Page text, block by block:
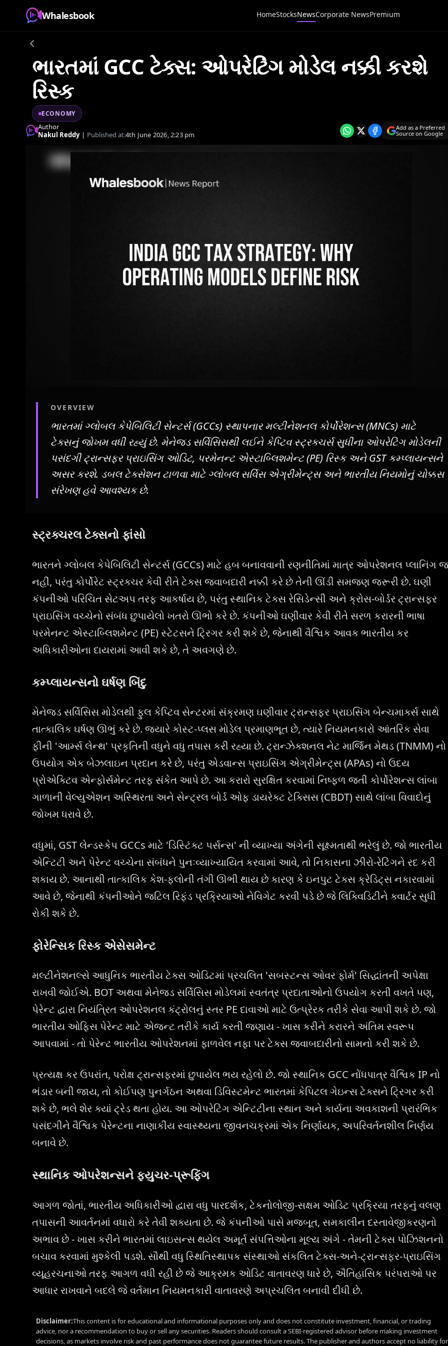
Whalesbook HomeStocksNewsCorporate NewsPremium
ભારતમાં GCC ટેક્સ: ઓપરેટિંગ મોડેલ નક્કી કરશે
રિસ્ક
ECONOMY
Author
Nakul Reddy | Published at:4th June 2026, 2:23 pm
Add as a Preferred
Source on Google
OVERVIEW
ભારતમાં ગ્લોબલ કેપેબિલિટી સેન્ટર્સ (GCCs) સ્થાપનાર મલ્ટીનેશનલ કોર્પોરેશન્સ (MNCs) માટે
ટેક્સનું જોખમ વધી રહ્યું છે. મેનેજ્ડ સર્વિસિસથી લઈને કેપ્ટિવ સ્ટ્રક્ચર્સ સુધીના ઓપરેટિંગ મોડેલની
પસંદગી ટ્રાન્સફર પ્રાઇસિંગ ઓડિટ, પરમેનન્ટ એસ્ટાબ્લિશમેન્ટ (PE) રિસ્ક અને GST કમ્પ્લાયન્સને
અસર કરશે. ડબલ ટેક્સેશન ટાળવા માટે ગ્લોબલ સર્વિસ એગ્રીમેન્ટ્સ અને ભારતીય નિયમોનું ચોક્કસ
સંરેખણ હવે આવશ્યક છે.
સ્ટ્રક્ચરલ ટેક્સનો ફાંસો
ભારતને ગ્લોબલ કેપેબિલિટી સેન્ટર્સ (GCCs) માટે હબ બનાવવાની રણનીતિમાં માત્ર ઓપરેશનલ પ્લાનિંગ જ
નહીં, પરંતુ કોર્પોરેટ સ્ટ્રક્ચર કેવી રીતે ટેક્સ જવાબદારી નક્કી કરે છે તેની ઊંડી સમજણ જરૂરી છે. ઘણી
કંપનીઓ પરિચિત સેટઅપ તરફ આકર્ષાય છે, પરંતુ સ્થાનિક ટેક્સ રેસિડેન્સી અને ક્રોસ-બોર્ડર ટ્રાન્સફર
પ્રાઇસિંગ વચ્ચેનો સંબંધ છુપાયેલો ખતરો ઊભો કરે છે. કંપનીઓ ઘણીવાર કેવી રીતે સરળ કરારની ભાષા
પરમેનન્ટ એસ્ટાબ્લિશમેન્ટ (PE) સ્ટેટસને ટ્રિગર કરી શકે છે, જેનાથી વૈશ્વિક આવક ભારતીય કર
અધિકારીઓના દાયરામાં આવી શકે છે, તે અવગણે છે.
કમ્પ્લાયન્સનો ઘર્ષણ બિંદુ
મેનેજ્ડ સર્વિસિસ મોડેલથી ફુલ કેપ્ટિવ સેન્ટરમાં સંક્રમણ ઘણીવાર ટ્રાન્સફર પ્રાઇસિંગ બેન્ચમાર્ક્સ સાથે
તાત્કાલિક ઘર્ષણ ઊભું કરે છે. જ્યારે કોસ્ટ-પ્લસ મોડેલ પ્રમાણભૂત છે, ત્યારે નિયમનકારો આંતરિક સેવા
ફીની 'આર્મ્સ લેન્થ' પ્રકૃતિની વધુને વધુ તપાસ કરી રહ્યા છે. ટ્રાન્ઝેક્શનલ નેટ માર્જિન મેથડ (TNMM) નો
ઉપયોગ એક બેઝલાઇન પ્રદાન કરે છે, પરંતુ એડવાન્સ પ્રાઇસિંગ એગ્રીમેન્ટ્સ (APAs) નો ઉદય
પ્રોએક્ટિવ એન્ફોર્સમેન્ટ તરફ સંકેત આપે છે. આ કરારો સુરક્ષિત કરવામાં નિષ્ફળ જતી કોર્પોરેશન્સ લાંબા
ગાળાની વેલ્યુએશન અસ્થિરતા અને સેન્ટ્રલ બોર્ડ ઓફ ડાયરેક્ટ ટેક્સિસ (CBDT) સાથે લાંબા વિવાદોનું
જોખમ ધરાવે છે.
વધુમાં, GST લેન્ડસ્કેપ GCCs માટે 'ડિસ્ટિંક્ટ પર્સન્સ' ની વ્યાખ્યા અંગેની સૂક્ષ્મતાથી ભરેલું છે. જો ભારતીય
એન્ટિટી અને પેરેન્ટ વચ્ચેના સંબંધને પુનઃવ્યાખ્યાયિત કરવામાં આવે, તો નિકાસના ઝીરો-રેટિંગને રદ કરી
શકાય છે. આનાથી તાત્કાલિક કેશ-ફ્લોની તંગી ઊભી થાય છે કારણ કે ઇનપુટ ટેક્સ ક્રેડિટ્સ નકારવામાં
આવે છે, જેનાથી કંપનીઓને જટિલ રિફંડ પ્રક્રિયાઓ નેવિગેટ કરવી પડે છે જે લિક્વિડિટીને ક્વાર્ટર સુધી
રોકી શકે છે.
ફોરેન્સિક રિસ્ક એસેસમેન્ટ
મલ્ટીનેશનલ્સે આધુનિક ભારતીય ટેક્સ ઓડિટમાં પ્રચલિત 'સબસ્ટન્સ ઓવર ફોર્મ' સિદ્ધાંતની અપેક્ષા
રાખવી જોઈએ. BOT અથવા મેનેજ્ડ સર્વિસિસ મોડેલમાં સ્વતંત્ર પ્રદાતાઓનો ઉપયોગ કરતી વખતે પણ,
પેરેન્ટ દ્વારા નિયંત્રિત ઓપરેશનલ કંટ્રોલનું સ્તર PE દાવાઓ માટે ઉત્પ્રેરક તરીકે સેવા આપી શકે છે. જો
ભારતીય ઓફિસ પેરેન્ટ માટે એજન્ટ તરીકે કાર્ય કરતી જણાય - ખાસ કરીને કરારને અંતિમ સ્વરૂપ
આપવામાં - તો પેરેન્ટ ભારતીય ઓપરેશનમાં ફાળવેલ નફા પર ટેક્સ જવાબદારીનો સામનો કરી શકે છે.
પ્રત્યક્ષ કર ઉપરાંત, પરોક્ષ ટ્રાન્સફરમાં છુપાયેલ ભય રહેલો છે. જો સ્થાનિક GCC નોંધપાત્ર વૈશ્વિક IP નો
ભંડાર બની જાય, તો કોઈપણ પુનર્ગઠન અથવા ડિવિસ્ટમેન્ટ ભારતમાં કેપિટલ ગેઇન્સ ટેક્સને ટ્રિગર કરી
શકે છે, ભલે શેર ક્યાં ટ્રેડ થતા હોય. આ ઓપરેટિંગ એન્ટિટીના સ્થાન અને કાર્યના અવકાશની પ્રારંભિક
પસંદગીને વૈશ્વિક પેરેન્ટના નાણાકીય સ્વાસ્થ્યના જીવનચક્રમાં એક નિર્ણાયક, અપરિવર્તનશીલ નિર્ણય
બનાવે છે.
સ્થાનિક ઓપરેશન્સને ફ્યુચર-પ્રૂફિંગ
આગળ જોતાં, ભારતીય અધિકારીઓ દ્વારા વધુ પારદર્શક, ટેકનોલોજી-સક્ષમ ઓડિટ પ્રક્રિયા તરફનું વલણ
તપાસની આવર્તનમાં વધારો કરે તેવી શક્યતા છે. જે કંપનીઓ પાસે મજબૂત, સમકાલીન દસ્તાવેજીકરણનો
અભાવ છે - ખાસ કરીને ભારતમાં લાઇસન્સ થયેલ અમૂર્ત સંપત્તિઓના મૂલ્ય અંગે - તેમની ટેક્સ પોઝિશનનો
બચાવ કરવામાં મુશ્કેલી પડશે. સૌથી વધુ સ્થિતિસ્થાપક સંસ્થાઓ સંકલિત ટેક્સ-અને-ટ્રાન્સફર-પ્રાઇસિંગ
વ્યૂહરચનાઓ તરફ આગળ વધી રહી છે જે આક્રમક ઓડિટ વાતાવરણ ધારે છે, ઐતિહાસિક પરંપરાઓ પર
આધાર રાખવાને બદલે જે વર્તમાન નિયમનકારી વાતાવરણે અપ્રચલિત બનાવી દીધી છે.
Disclaimer:This content is for educational and informational purposes only and does not constitute investment, financial, or trading
advice, nor a recommendation to buy or sell any securities. Readers should consult a SEBI-registered advisor before making investment
decisions, as markets involve risk and past performance does not guarantee future results. The publisher and authors accept no liability for